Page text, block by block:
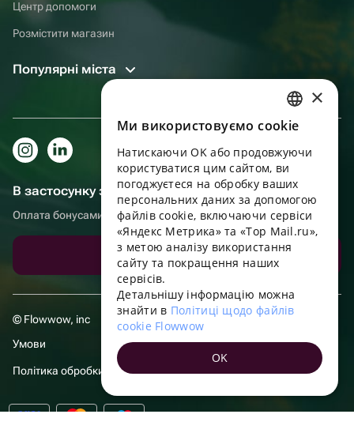
Центр допомоги
Розмістити магазин
Популярні міста
В застосунку зручніше!
Оплата бонусами, самовивіз, зручний чат підтримки
Завантажити додаток
© Flowwow, inc
Умови
Політика обробки даних
RUSSIAN
ENGLISH
UKRAINIAN
PORTUGUESE
SPANISH
HUNGARIAN
FRENCH
TURKISH
POLISH
×
Ми використовуємо cookie
Натискаючи OK або продовжуючи
користуватися цим сайтом, ви
погоджуєтеся на обробку ваших
персональних даних за допомогою
файлів cookie, включаючи сервіси
«Яндекс Метрика» та «Top Mail.ru»,
з метою аналізу використання
сайту та покращення наших
сервісів.
Детальнішу інформацію можна
знайти в Політиці щодо файлів
cookie Flowwow
OK